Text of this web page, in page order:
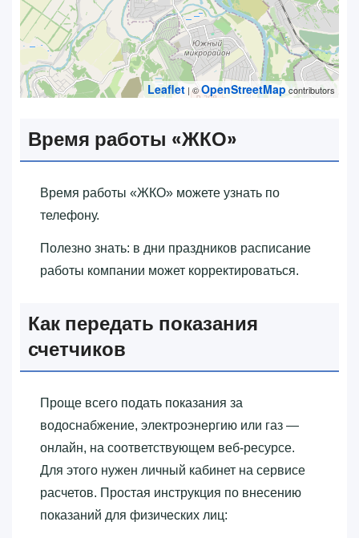
Leaflet | ©OpenStreetMap contributors
Время работы «‎ЖКО»‎
Время работы «‎ЖКО»‎ можете узнать по
телефону.
Полезно знать: в дни праздников расписание
работы компании может корректироваться.
Как передать показания
счетчиков
Проще всего подать показания за
водоснабжение, электроэнергию или газ —
онлайн, на соответствующем веб-ресурсе.
Для этого нужен личный кабинет на сервисе
расчетов. Простая инструкция по внесению
показаний для физических лиц: